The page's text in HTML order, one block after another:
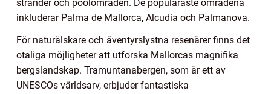
stränder och poolområden. De populäraste områdena
inkluderar Palma de Mallorca, Alcudia och Palmanova.
För naturälskare och äventyrslystna resenärer finns det
otaliga möjligheter att utforska Mallorcas magnifika
bergslandskap. Tramuntanabergen, som är ett av
UNESCOs världsarv, erbjuder fantastiska